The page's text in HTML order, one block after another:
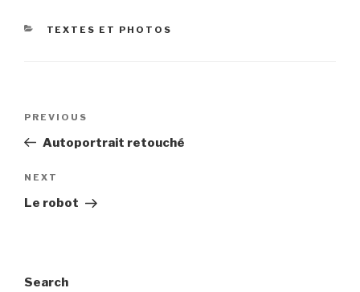
CATEGORIES
TEXTES ET PHOTOS
Previous
Post
PREVIOUS
Autoportrait retouché
Next
Post
NEXT
Le robot
Search